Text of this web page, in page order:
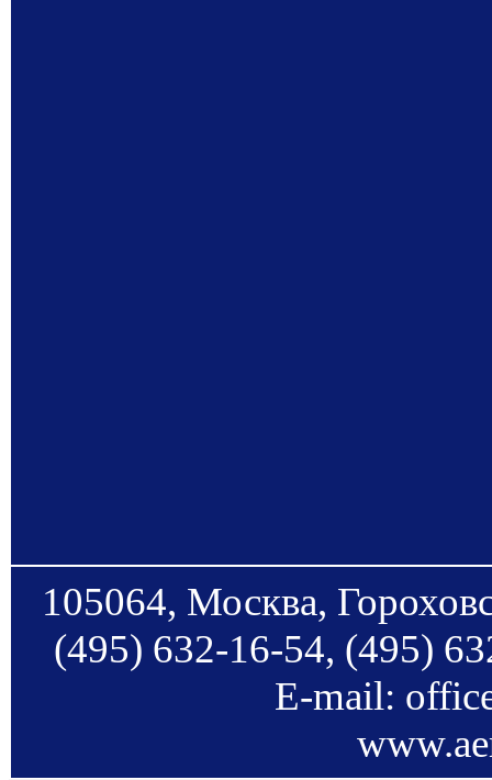
105064, Москва,
(495) 632-16-54, (495)
E-mail: